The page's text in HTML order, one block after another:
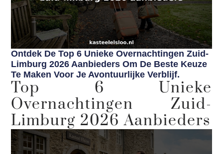
Ontdek De Top 6 Unieke Overnachtingen Zuid-
Limburg 2026 Aanbieders Om De Beste Keuze
Te Maken Voor Je Avontuurlijke Verblijf.
Top 6 Unieke
Overnachtingen Zuid-
Limburg 2026 Aanbieders